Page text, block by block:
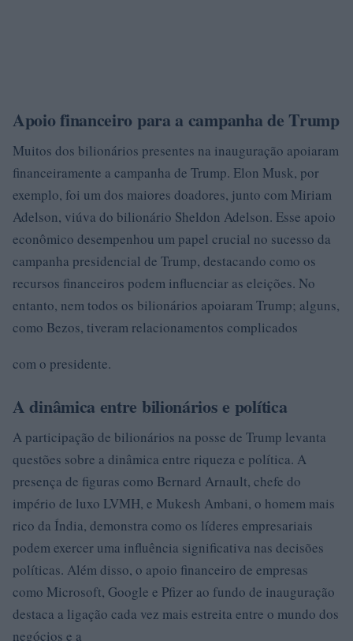
Apoio financeiro para a campanha de Trump
Muitos dos bilionários presentes na inauguração apoiaram
financeiramente a campanha de Trump. Elon Musk, por
exemplo, foi um dos maiores doadores, junto com Miriam
Adelson, viúva do bilionário Sheldon Adelson. Esse apoio
econômico desempenhou um papel crucial no sucesso da
campanha presidencial de Trump, destacando como os
recursos financeiros podem influenciar as eleições. No
entanto, nem todos os bilionários apoiaram Trump; alguns,
como Bezos, tiveram relacionamentos complicados
com o presidente.
A dinâmica entre bilionários e política
A participação de bilionários na posse de Trump levanta
questões sobre a dinâmica entre riqueza e política. A
presença de figuras como Bernard Arnault, chefe do
império de luxo LVMH, e Mukesh Ambani, o homem mais
rico da Índia, demonstra como os líderes empresariais
podem exercer uma influência significativa nas decisões
políticas. Além disso, o apoio financeiro de empresas
como Microsoft, Google e Pfizer ao fundo de inauguração
destaca a ligação cada vez mais estreita entre o mundo dos
negócios e a